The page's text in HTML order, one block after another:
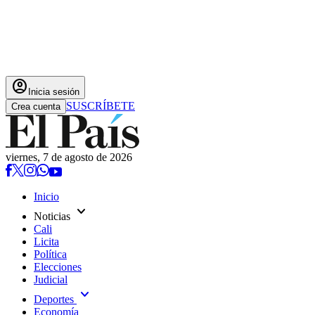
account_circle Inicia sesión
Crea cuenta SUSCRÍBETE
viernes, 7 de agosto de 2026
Inicio
Noticias expand_more
Cali
Licita
Política
Elecciones
Judicial
Deportes expand_more
Economía